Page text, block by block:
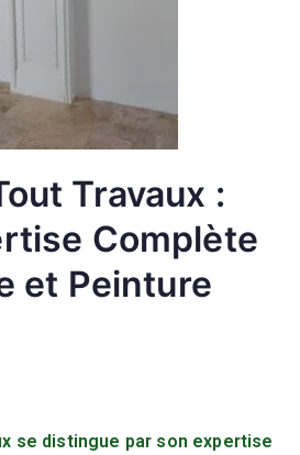
Travaux :
Complète
et Peinture
se distingue par son expertise